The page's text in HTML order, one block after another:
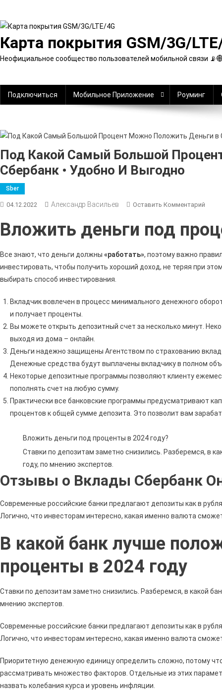
содержимому
Карта покрытия GSM/3G/
Неофициальное сообщество пользователей мобильной связи
Подключиться Мобильное Приложение Роуминг
Под Какой Самый Большой
Сбербанк • Удобно И Выгодно
Sber
04.12.2022 Александр Васильев Оставить Комментарий
В
•
И
Вложить деньги под
Все знают, что деньги должны «работать», поэтому важно
инвестировать, чтобы получить хороший доход, не теряя при
выбирать способ инвестирования.
Вкладчик вовлечен в процесс минимального денежного
и получает проценты.
Вы можете открыть депозитный счет за несколько минут.
выходя из дома – онлайн.
Деньги надежно защищены Агентством по страхованию
Денежные средства будут выплачены вкладчику в полном
Некоторые депозитные программы позволяют клиенту
пополнять счет на любую сумму.
Практически все банковские программы предусматривают
процентов к общей сумме депозита. Это позволит вам
Вложить деньги под проценты в 2024 году?
Ставки по депозитам заметно снизились. Разберемся, в
году, по мнению экспертов.
Отзывы о Вклады Сбербанк
Современные российские банки предлагают депозиты как в
Логично, что инвесторам интересно, какая именно валюта
В какой банк лучше
проценты в 2024 году
Ставки по депозитам заметно снизились. Разберемся, в какой
мнению экспертов.
Современные российские банки предлагают депозиты как в
Логично, что инвесторам интересно, какая именно валюта
Приоритетную денежную единицу определить сложно, потому
рассматривать множество факторов. Отдельные из этих
назвать колебания курса и уровень инфляции.